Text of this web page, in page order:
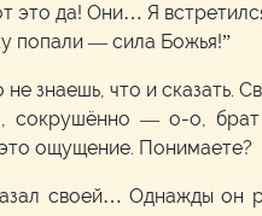
это да! Они… Я
попали — сила Божья!”
знаешь, что и сказать.
сокрушённо — о-о,
ощущение. Понимаете?
своей… Однажды он